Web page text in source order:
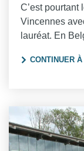
C’est pourtant
Vincennes
lauréat. En
CONTINUER